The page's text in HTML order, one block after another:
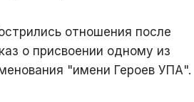
отношения после
о присвоении одному из
"имени Героев УПА".